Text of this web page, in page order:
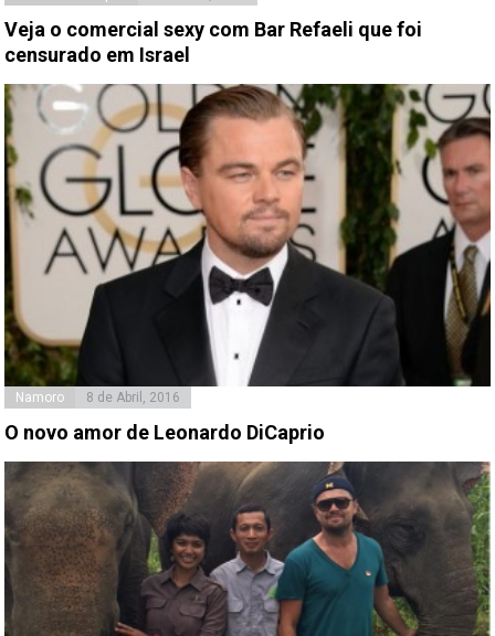
Veja o comercial sexy com Bar Refaeli que foi
censurado em Israel
Namoro 8 de Abril, 2016
O novo amor de Leonardo DiCaprio